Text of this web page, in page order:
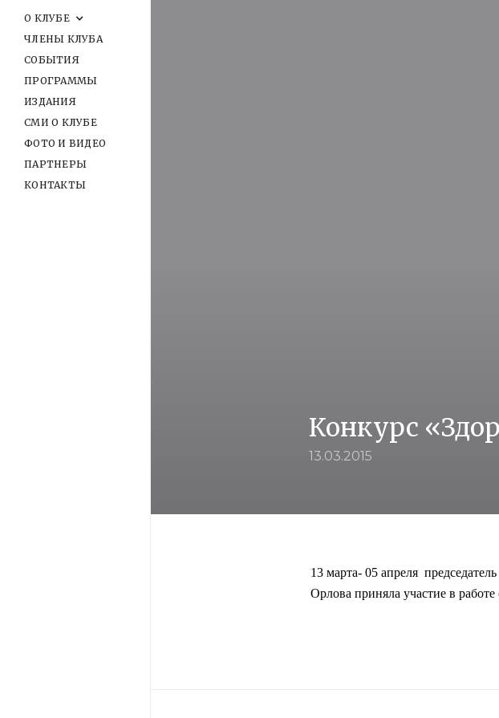
О КЛУБЕ
ЧЛЕНЫ КЛУБА
СОБЫТИЯ
ПРОГРАММЫ
ИЗДАНИЯ
СМИ О КЛУБЕ
ФОТО И ВИДЕО
ПАРТНЕРЫ
КОНТАКТЫ
Конкурс
13.03.2015
13 марта- 05 апреля
Орлова приняла участие в